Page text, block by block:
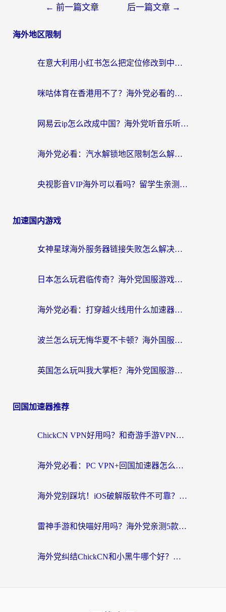
← 前一篇文章 后一篇文章 →
海外地区限制
在意大利用小红书怎么把定位修改到中国国内？3个实用技巧+1个靠谱工具帮你搞定
咪咕体育在香港用不了？海外党必看的回国加速器选择指南（附3个真实场景解决方案）
网易云ip怎么改成中国？海外党听音乐听书的无痛解决方案
海外党必看：汽水解锁地区限制怎么解除？3招解决国内影音&生活服务难题
央视影音VIP海外可以看吗？留学生亲测有效的回国加速器选择指南
加速国内游戏
女神星球海外服务器链接失败怎么解决？海外党国服游戏加速避坑指南
日本怎么玩君临传奇？海外党国服游戏加速避坑指南（附菲律宾欧洲玩家实测）
海外党必看：打穿越火线用什么加速器？解决延迟卡顿，还能玩奇妙拼图世界和第五人格
波兰怎么玩无悔华夏不卡顿？海外国服游戏加速器终极指南（附征途2萤火突击解决方案）
英国怎么玩叫我大掌柜？海外党国服游戏加速避坑指南（附实测推荐）
回国加速器推荐
ChickCN VPN好用吗？和奇游手游VPN对比哪个回国效果更好？海外党亲测实用指南
海外党必看：PC VPN+回国加速器怎么选？无缝访问国内资源全攻略
海外党别踩坑！iOS破解版软件不可靠？教你选对回国加速器无缝看国内资源
雷神手游和快喵好用吗？海外党亲测5款回国加速器，附斧牛Bling对比+微信视频号解决办法
海外党纠结ChickCN和小黑牛哪个好？一篇帮你选对回国加速器的实用指南